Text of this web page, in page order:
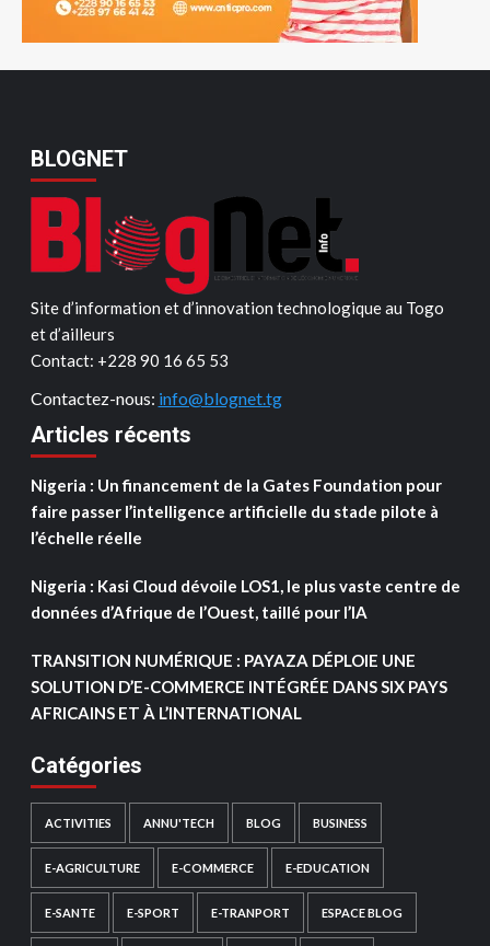
BLOGNET
Site d’information et d’innovation technologique au Togo
et d’ailleurs
Contact: ‪+228 90 16 65 53‬
Contactez-nous: info@blognet.tg
Articles récents
Nigeria : Un financement de la Gates Foundation pour
faire passer l’intelligence artificielle du stade pilote à
l’échelle réelle
Nigeria : Kasi Cloud dévoile LOS1, le plus vaste centre de
données d’Afrique de l’Ouest, taillé pour l’IA
TRANSITION NUMÉRIQUE : PAYAZA DÉPLOIE UNE
SOLUTION D’E-COMMERCE INTÉGRÉE DANS SIX PAYS
AFRICAINS ET À L’INTERNATIONAL
Catégories
ACTIVITIES ANNU'TECH BLOG BUSINESS
E-AGRICULTURE E-COMMERCE E-EDUCATION
E-SANTE E-SPORT E-TRANPORT ESPACE BLOG